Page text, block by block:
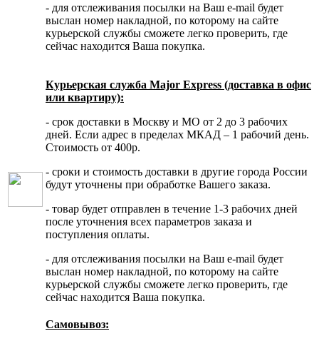
- для отслеживания посылки на Ваш e-mail будет
выслан номер накладной, по которому на сайте
курьерской службы сможете легко проверить, где
сейчас находится Ваша покупка.
Курьерская служба Major Express (доставка в офис
или квартиру):
- срок доставки в Москву и МО от 2 до 3 рабочих
дней. Если адрес в пределах МКАД – 1 рабочий день.
Стоимость от 400р.
- сроки и стоимость доставки в другие города России
будут уточнены при обработке Вашего заказа.
- товар будет отправлен в течение 1-3 рабочих дней
после уточнения всех параметров заказа и
поступления оплаты.
- для отслеживания посылки на Ваш e-mail будет
выслан номер накладной, по которому на сайте
курьерской службы сможете легко проверить, где
сейчас находится Ваша покупка.
Самовывоз: